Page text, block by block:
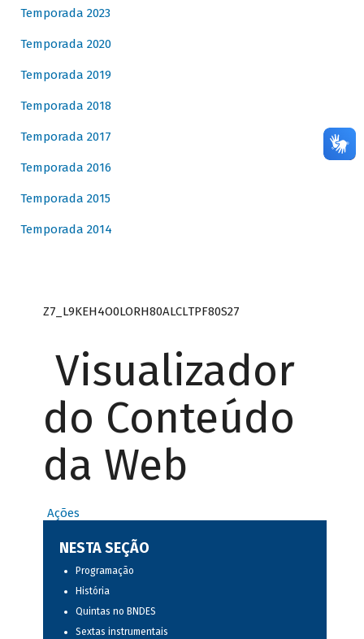
Temporada 2023
Temporada 2020
Temporada 2019
Temporada 2018
Temporada 2017
Temporada 2016
Temporada 2015
Temporada 2014
Z7_L9KEH4O0LORH80ALCLTPF80S27
Visualizador
do Conteúdo
da Web
Ações
NESTA SEÇÃO
Programação
História
Quintas no BNDES
Sextas instrumentais